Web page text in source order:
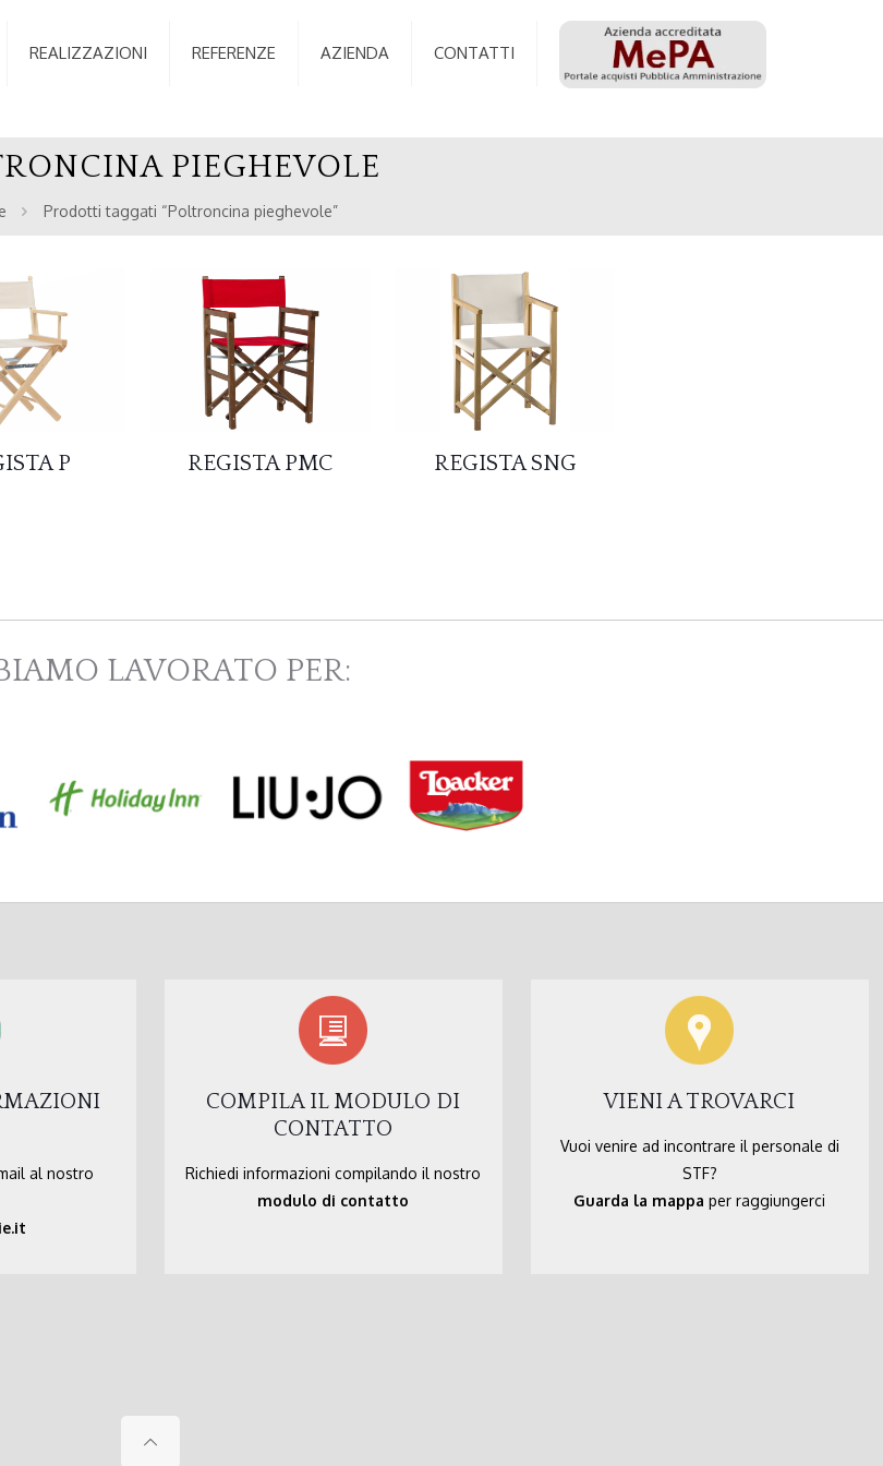
REALIZZAZIONI REFERENZE AZIENDA CONTATTI
PIEGHEVOLE
Prodotti taggati “Poltroncina pieghevole”
P REGISTA PMC REGISTA SNG
LAVORATO PER:
al nostro
COMPILA IL MODULO DI
CONTATTO
Richiedi informazioni compilando il nostro
modulo di contatto
VIENI A TROVARCI
Vuoi venire ad incontrare il personale di
STF?
Guarda la mappa per raggiungerci